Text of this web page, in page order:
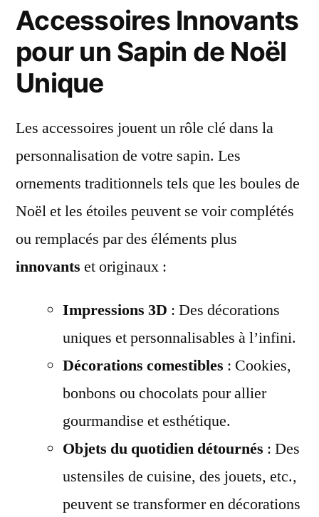
Accessoires Innovants
pour un Sapin de Noël
Unique
Les accessoires jouent un rôle clé dans la
personnalisation de votre sapin. Les
ornements traditionnels tels que les boules de
Noël et les étoiles peuvent se voir complétés
ou remplacés par des éléments plus
innovants et originaux :
Impressions 3D : Des décorations
uniques et personnalisables à l’infini.
Décorations comestibles : Cookies,
bonbons ou chocolats pour allier
gourmandise et esthétique.
Objets du quotidien détournés : Des
ustensiles de cuisine, des jouets, etc.,
peuvent se transformer en décorations